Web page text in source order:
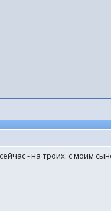
- на троих. с моим